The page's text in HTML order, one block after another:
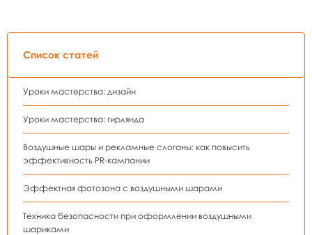
Список статей
Уроки мастерства: дизайн
Уроки мастерства: гирлянда
Воздушные шары и рекламные слоганы: как повысить
эффективность PR-кампании
Эффектная фотозона с воздушными шарами
Техника безопасности при оформлении воздушными
шариками